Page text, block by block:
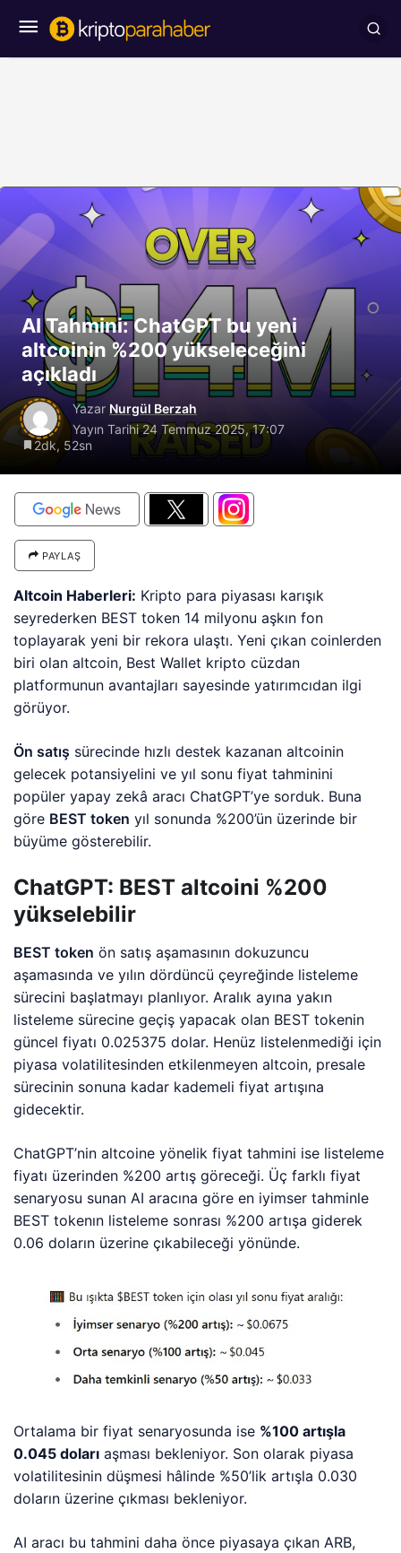
AI Tahmini: ChatGPT bu yeni
altcoinin %200 yükseleceğini
açıkladı
Yazar Nurgül Berzah
Yayın Tarihi24 Temmuz 2025, 17:07
2dk, 52sn
PAYLAŞ
Altcoin Haberleri: Kripto para piyasası karışık
seyrederken BEST token 14 milyonu aşkın fon
toplayarak yeni bir rekora ulaştı. Yeni çıkan coinlerden
biri olan altcoin, Best Wallet kripto cüzdan
platformunun avantajları sayesinde yatırımcıdan ilgi
görüyor.
Ön satış sürecinde hızlı destek kazanan altcoinin
gelecek potansiyelini ve yıl sonu fiyat tahminini
popüler yapay zekâ aracı ChatGPT’ye sorduk. Buna
göre BEST token yıl sonunda %200’ün üzerinde bir
büyüme gösterebilir.
ChatGPT: BEST altcoini %200
yükselebilir
BEST token ön satış aşamasının dokuzuncu
aşamasında ve yılın dördüncü çeyreğinde listeleme
sürecini başlatmayı planlıyor. Aralık ayına yakın
listeleme sürecine geçiş yapacak olan BEST tokenin
güncel fiyatı 0.025375 dolar. Henüz listelenmediği için
piyasa volatilitesinden etkilenmeyen altcoin, presale
sürecinin sonuna kadar kademeli fiyat artışına
gidecektir.
ChatGPT’nin altcoine yönelik fiyat tahmini ise listeleme
fiyatı üzerinden %200 artış göreceği. Üç farklı fiyat
senaryosu sunan AI aracına göre en iyimser tahminle
BEST tokenın listeleme sonrası %200 artışa giderek
0.06 doların üzerine çıkabileceği yönünde.
Ortalama bir fiyat senaryosunda ise %100 artışla
0.045 doları aşması bekleniyor. Son olarak piyasa
volatilitesinin düşmesi hâlinde %50’lik artışla 0.030
doların üzerine çıkması bekleniyor.
AI aracı bu tahmini daha önce piyasaya çıkan ARB,